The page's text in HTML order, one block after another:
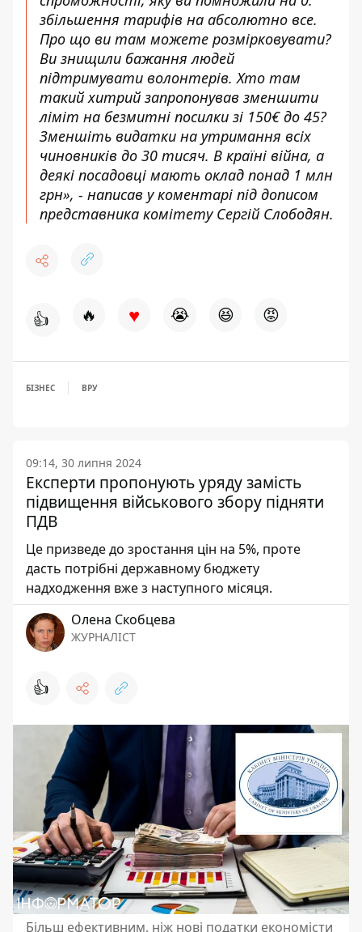
збільшення тарифів на абсолютно все.
Про що ви там можете розмірковувати?
Ви знищили бажання людей
підтримувати волонтерів. Хто там
такий хитрий запропонував зменшити
ліміт на безмитні посилки зі 150€ до 45?
Зменшіть видатки на утримання всіх
чиновників до 30 тисяч. В країні війна, а
деякі посадовці мають оклад понад 1 млн
грн», - написав у коментарі під дописом
представника комітету Сергій Слободян.
👍 🔥 ♥ 😭 😆 😡
БІЗНЕС ВРУ
09:14, 30 липня 2024
Експерти пропонують уряду замість
підвищення військового збору підняти
ПДВ
Це призведе до зростання цін на 5%, проте
дасть потрібні державному бюджету
надходження вже з наступного місяця.
Олена Скобцева
ЖУРНАЛІСТ
👍
Більш ефективним, ніж нові податки економісти